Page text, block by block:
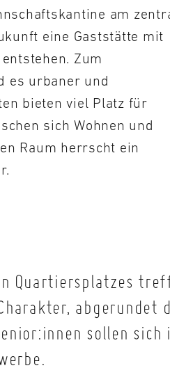
am
eine Gaststätte mit
Zum
es urbaner und
bieten viel Platz für
sich Wohnen und
Raum herrscht ein
Quartiersplatzes
sollen